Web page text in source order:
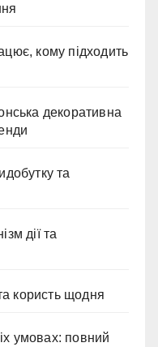
кому підходить
декоративна
та
дії та
користь щодня
умовах: повний